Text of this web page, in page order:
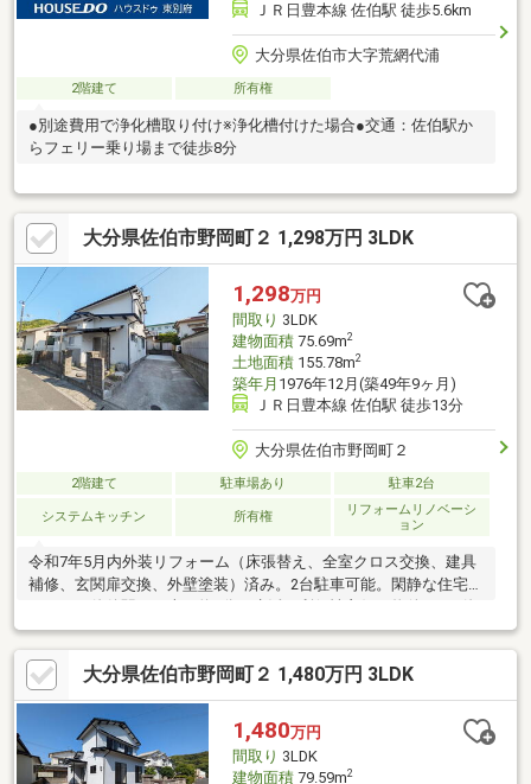
ＪＲ日豊本線 佐伯駅 徒歩5.6km
大分県佐伯市大字荒網代浦
2階建て 所有権
●別途費用で浄化槽取り付け※浄化槽付けた場合●交通：佐伯駅か
らフェリー乗り場まで徒歩8分
大分県佐伯市野岡町２ 1,298万円 3LDK
1,298万円
間取り 3LDK
建物面積75.69m2
土地面積155.78m2
築年月 1976年12月(築49年9ヶ月)
ＪＲ日豊本線 佐伯駅 徒歩13分
大分県佐伯市野岡町２
2階建て 駐車場あり 駐車2台
システムキッチン 所有権
リフォームリノベーシ
ョン
令和7年5月内外装リフォーム（床張替え、全室クロス交換、建具
補修、玄関扉交換、外壁塗装）済み。2台駐車可能。閑静な住宅地
にあり、佐伯駅まで車で約3分と生活の利便性良好な物件です♪佐
伯市野岡町二丁目 リフォーム済み売戸建 価格（税込） １，
４８０万円 月々返済 ４３，８４３円（頭金・ボーナス払
いなし、金利1.295％、返済期間35年）※ローンに不安のある方、
他社で断られた方も是非一度ご相談ください！！！お問合せは東
武住販 大分店（097-573-6644）まで
大分県佐伯市野岡町２ 1,480万円 3LDK
1,480万円
間取り 3LDK
建物面積79.59m2